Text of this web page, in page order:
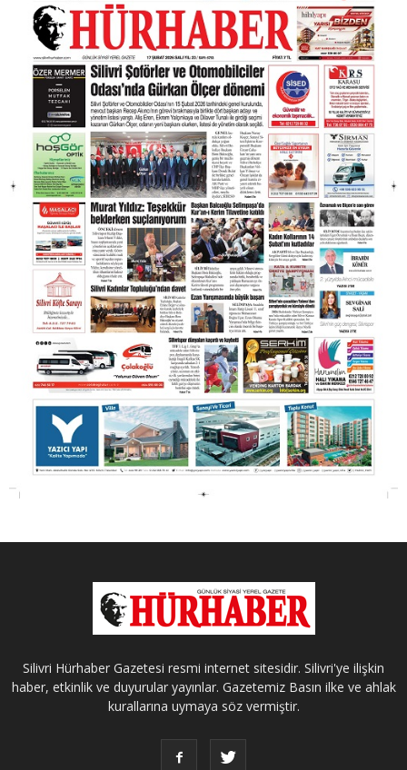
Silivri Hürhaber Gazetesi resmi internet sitesidir. Silivri'ye ilişkin
haber, etkinlik ve duyurular yayınlar. Gazetemiz Basın ilke ve ahlak
kurallarına uymaya söz vermiştir.